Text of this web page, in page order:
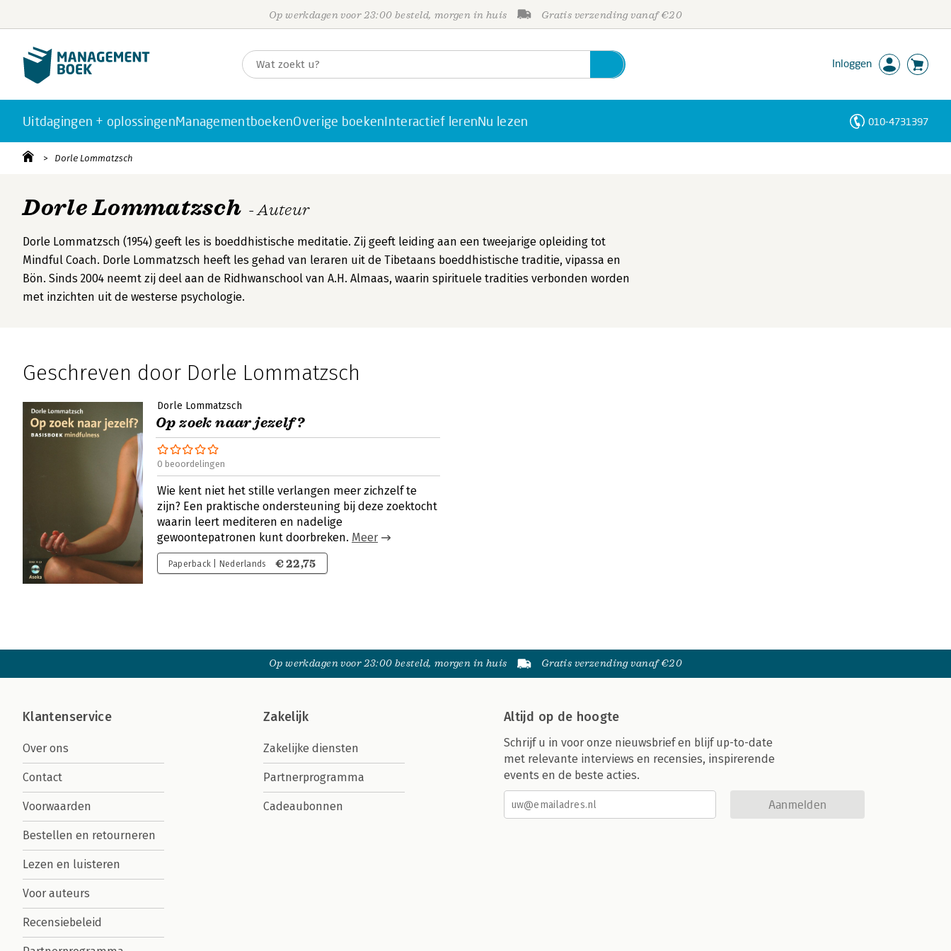
Op werkdagen voor 23:00 besteld, morgen in huis Gratis verzending vanaf €20
Inloggen
Uitdagingen + oplossingenManagementboekenOverige boekenInteractief lerenNu lezen 010-4731397
Dorle Lommatzsch
Dorle Lommatzsch - Auteur
Dorle Lommatzsch (1954) geeft les is boeddhistische meditatie. Zij geeft leiding aan een tweejarige opleiding tot
Mindful Coach. Dorle Lommatzsch heeft les gehad van leraren uit de Tibetaans boeddhistische traditie, vipassa en
Bön. Sinds 2004 neemt zij deel aan de Ridhwanschool van A.H. Almaas, waarin spirituele tradities verbonden worden
met inzichten uit de westerse psychologie.
Geschreven door Dorle Lommatzsch
Dorle Lommatzsch
Op zoek naar jezelf?
0 beoordelingen
Wie kent niet het stille verlangen meer zichzelf te
zijn? Een praktische ondersteuning bij deze zoektocht
waarin leert mediteren en nadelige
gewoontepatronen kunt doorbreken. Meer
Paperback | Nederlands € 22,75
Op werkdagen voor 23:00 besteld, morgen in huis Gratis verzending vanaf €20
Klantenservice
Over ons
Contact
Voorwaarden
Bestellen en retourneren
Lezen en luisteren
Voor auteurs
Recensiebeleid
Zakelijk
Zakelijke diensten
Partnerprogramma
Cadeaubonnen
Altijd op de hoogte
Schrijf u in voor onze nieuwsbrief en blijf up-to-date
met relevante interviews en recensies, inspirerende
events en de beste acties.
Aanmelden
Personen